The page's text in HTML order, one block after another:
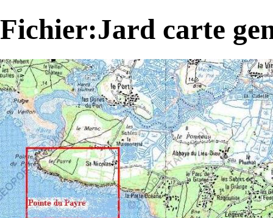
Fichier:Jard carte